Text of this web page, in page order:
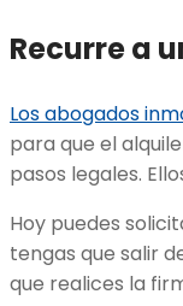
Recurre a
Los abogados
para que el
pasos legales.
Hoy puedes
tengas que salir
que realices la